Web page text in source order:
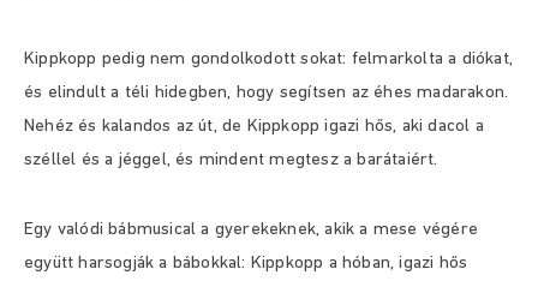
Kippkopp pedig nem gondolkodott sokat: felmarkolta a diókat,
és elindult a téli hidegben, hogy segítsen az éhes madarakon.
Nehéz és kalandos az út, de Kippkopp igazi hős, aki dacol a
széllel és a jéggel, és mindent megtesz a barátaiért.
Egy valódi bábmusical a gyerekeknek, akik a mese végére
együtt harsogják a bábokkal: Kippkopp a hóban, igazi hős